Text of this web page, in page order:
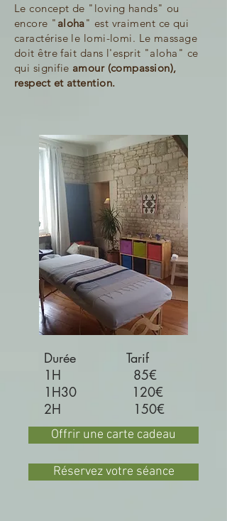
Le concept de "loving hands" ou
encore " aloha" est vraiment ce qui
caractérise le lomi-lomi. Le massage
doitêtrefait dans l'esprit "aloha" ce
qui signifie amour (compassion),
respect et attention.
Durée Tarif
1H 85€
1H30 120€
2H 150€
Offrir une carte cadeau
Réservez votre séance